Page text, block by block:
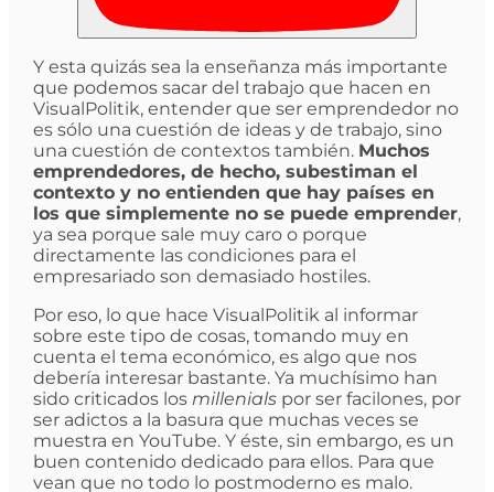
Y esta quizás sea la enseñanza más importante
que podemos sacar del trabajo que hacen en
VisualPolitik, entender que ser emprendedor no
es sólo una cuestión de ideas y de trabajo, sino
una cuestión de contextos también. Muchos
emprendedores, de hecho, subestiman el
contexto y no entienden que hay países en
los que simplemente no se puede emprender,
ya sea porque sale muy caro o porque
directamente las condiciones para el
empresariado son demasiado hostiles.
Por eso, lo que hace VisualPolitik al informar
sobre este tipo de cosas, tomando muy en
cuenta el tema económico, es algo que nos
debería interesar bastante. Ya muchísimo han
sido criticados los millenials por ser facilones, por
ser adictos a la basura que muchas veces se
muestra en YouTube. Y éste, sin embargo, es un
buen contenido dedicado para ellos. Para que
vean que no todo lo postmoderno es malo.